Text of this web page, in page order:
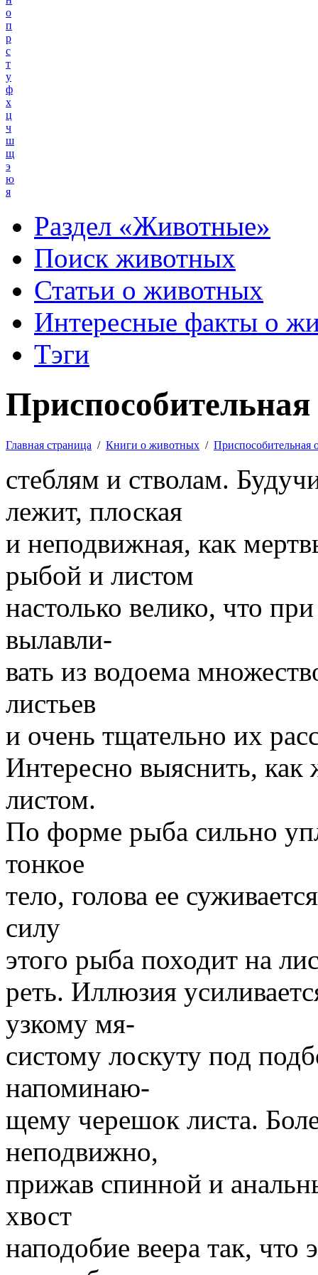
о
п
р
с
т
у
ф
х
ц
ч
ш
щ
э
ю
я
Раздел «Животные»
Поиск животных
Статьи о животных
Интересные факты о
Тэги
Главная страница / Книги о животных / Приспособительная
стеблям и стволам.
лежит, плоская
и неподвижная, как
рыбой и листом
настолько велико, что
вылавли-
вать из водоема
листьев
и очень тщательно их
Интересно выяснить, как
листом.
По форме рыба сильно
тонкое
тело, голова ее
силу
этого рыба походит на
реть. Иллюзия
узкому мя-
систому лоскуту под
напоминаю-
щему черешок листа.
неподвижно,
прижав спинной и
хвост
наподобие веера так, что